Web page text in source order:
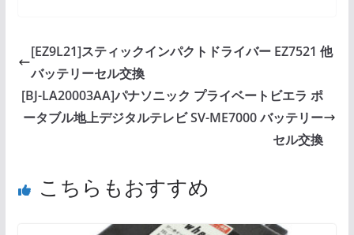
[EZ9L21]スティックインパクトドライバー EZ7521 他
バッテリーセル交換
[BJ-LA20003AA]パナソニック プライベートビエラ ポ
ータブル地上デジタルテレビ SV-ME7000 バッテリー
セル交換
こちらもおすすめ